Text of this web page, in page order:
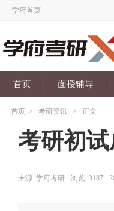
学府首页
首页 面授辅导
首页 > 考研资讯 > 正文
考研初
来源: 学府考研 浏览: 3187